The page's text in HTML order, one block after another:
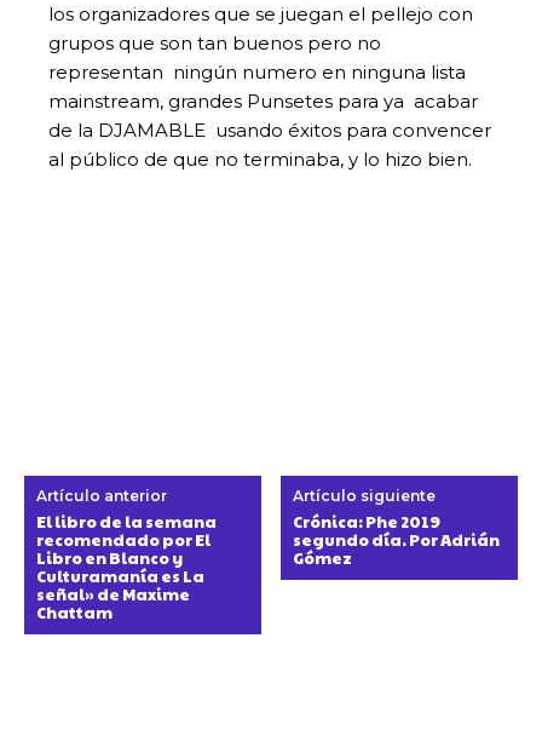
los organizadores que se juegan el pellejo con
grupos que son tan buenos pero no
representan ningún numero en ninguna lista
mainstream, grandes Punsetes para ya acabar
de la DJAMABLE usando éxitos para convencer
al público de que no terminaba, y lo hizo bien.
Artículo anterior
El libro de la semana
recomendado por El
Libro en Blanco y
Culturamanía es La
señal» de Maxime
Chattam
Artículo siguiente
Crónica: Phe 2019
segundo día. Por Adrián
Gómez